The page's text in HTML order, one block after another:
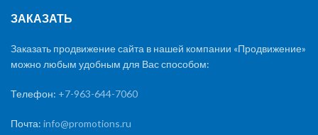
ЗАКАЗАТЬ
Заказать продвижение сайта в нашей компании «Продвижение»
можно любым удобным для Вас способом:
Телефон: +7-963-644-7060
Почта: info@promotions.ru